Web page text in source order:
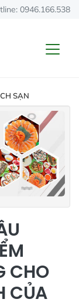
0946.166.538
SẠN
CHO
CỦA